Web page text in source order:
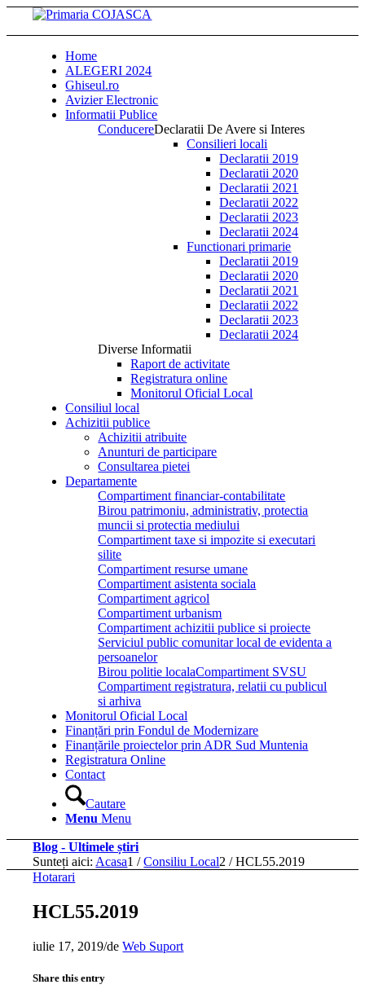
Home
ALEGERI 2024
Ghiseul.ro
Avizier Electronic
Informatii Publice
ConducereDeclaratii De Avere si Interes
Consilieri locali
Declaratii 2019
Declaratii 2020
Declaratii 2021
Declaratii 2022
Declaratii 2023
Declaratii 2024
Functionari primarie
Declaratii 2019
Declaratii 2020
Declaratii 2021
Declaratii 2022
Declaratii 2023
Declaratii 2024
Diverse Informatii
Raport de activitate
Registratura online
Monitorul Oficial Local
Consiliul local
Achizitii publice
Achizitii atribuite
Anunturi de participare
Consultarea pietei
Departamente
Compartiment financiar-contabilitate
Birou patrimoniu, administrativ, protectia
muncii si protectia mediului
Compartiment taxe si impozite si executari
silite
Compartiment resurse umane
Compartiment asistenta sociala
Compartiment agricol
Compartiment urbanism
Compartiment achizitii publice si proiecte
Serviciul public comunitar local de evidenta a
persoanelor
Birou politie localaCompartiment SVSU
Compartiment registratura, relatii cu publicul
si arhiva
Monitorul Oficial Local
Finanțări prin Fondul de Modernizare
Finanțările proiectelor prin ADR Sud Muntenia
Registratura Online
Contact
Cautare
Menu Menu
Blog - Ultimele știri
Sunteți aici: Acasa1 / Consiliu Local2 / HCL55.2019
Hotarari
HCL55.2019
iulie 17, 2019/deWeb Suport
Share this entry